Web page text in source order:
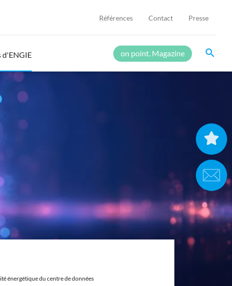
Références Contact Presse
d'ENGIE on point. Magazine search
énergétique du centre de données